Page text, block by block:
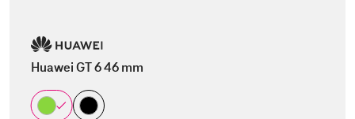
Huawei GT 6 46 mm